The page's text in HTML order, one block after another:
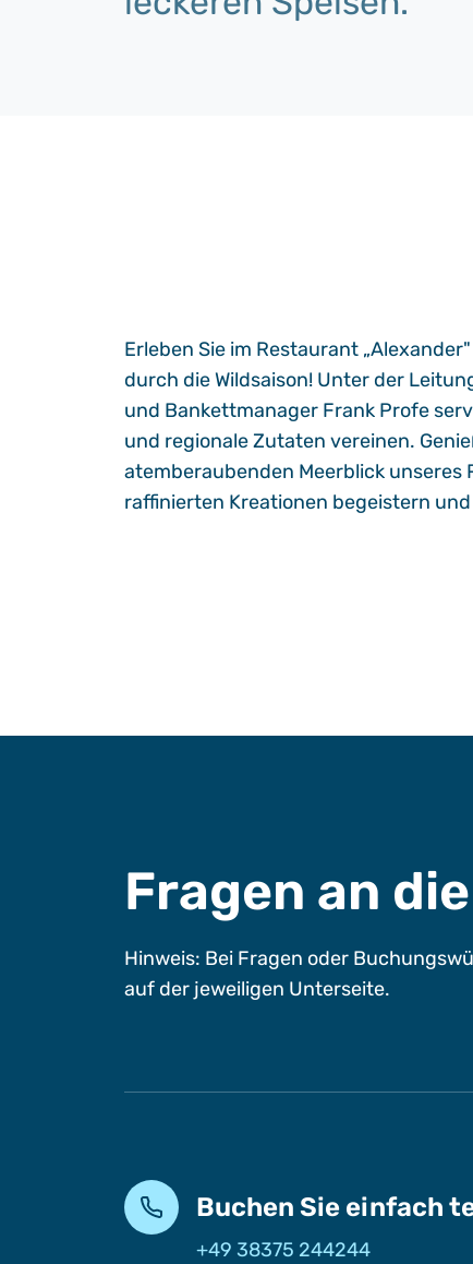
Erleben Sie im Restaurant
durch die Wildsaison! Unter der
und Bankettmanager Frank Profe
und regionale Zutaten vereinen.
atemberaubenden Meerblick unseres
raffinierten Kreationen begeistern
Fragen an
Hinweis: Bei Fragen oder
auf der jeweiligen Unterseite.
Buchen Sie einfach
+49 38375 244244